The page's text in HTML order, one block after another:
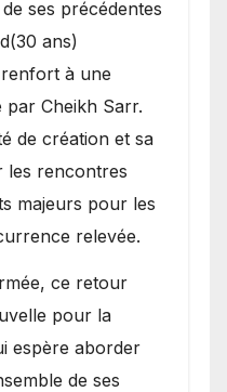
ses précédentes
ans)
à une
par Cheikh Sarr.
de création et sa
les rencontres
majeurs pour les
relevée.
ce retour
pour la
espère aborder
de ses